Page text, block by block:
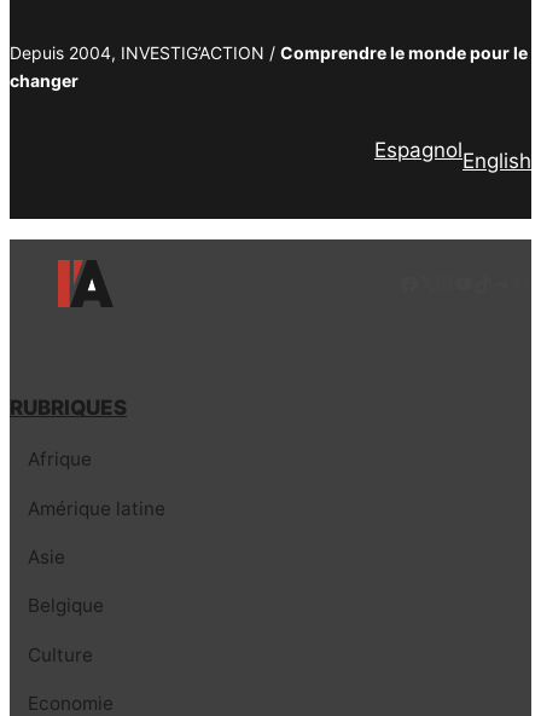
Depuis 2004, INVESTIG’ACTION / Comprendre le monde pour le
changer
EspagnolEnglish
RUBRIQUES
Afrique
Amérique latine
Asie
Belgique
Culture
Economie